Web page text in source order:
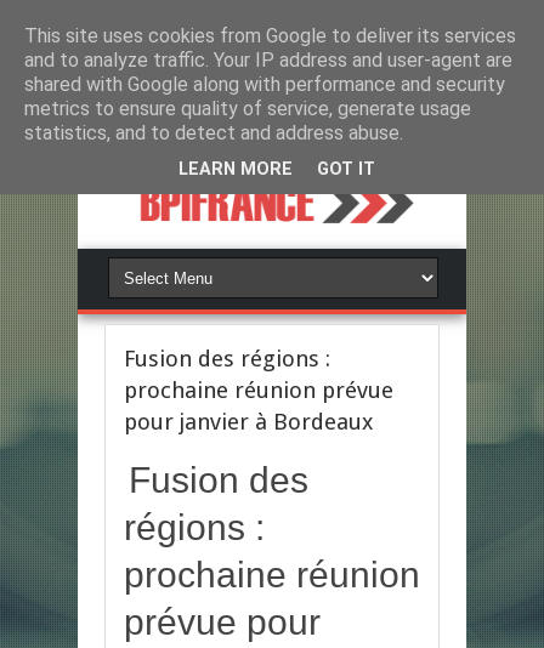
Fusion des régions :
prochaine réunion prévue
pour janvier à Bordeaux
Fusion des
régions :
prochaine réunion
prévue pour
This site uses cookies from Google to deliver its services
and to analyze traffic. Your IP address and user-agent are
shared with Google along with performance and security
metrics to ensure quality of service, generate usage
statistics, and to detect and address abuse.
LEARN MORE GOT IT